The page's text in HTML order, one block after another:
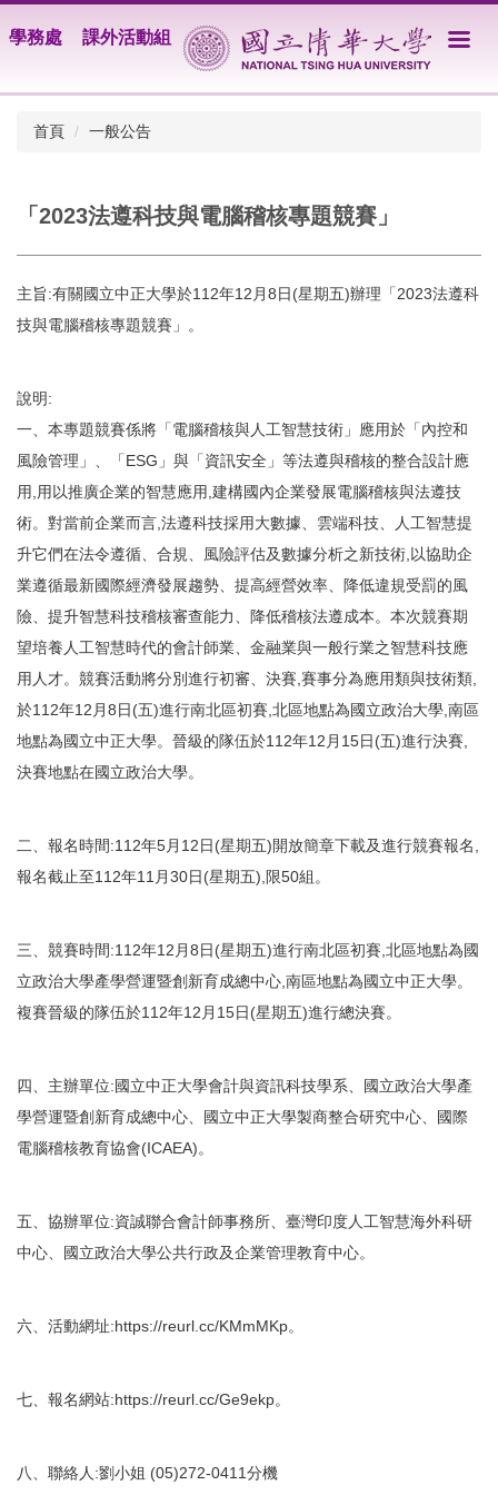
到
學務處 課外活動組
首頁 一般公告
「2023法遵科技與電腦稽核專題競賽」
主旨:有關國立中正大學於112年12月8日(星期五)辦理「2023法遵科
技與電腦稽核專題競賽」。
說明:
一、本專題競賽係將「電腦稽核與人工智慧技術」應用於「內控和
風險管理」、「ESG」與「資訊安全」等法遵與稽核的整合設計應
用,用以推廣企業的智慧應用,建構國內企業發展電腦稽核與法遵技
術。對當前企業而言,法遵科技採用大數據、雲端科技、人工智慧提
升它們在法令遵循、合規、風險評估及數據分析之新技術,以協助企
業遵循最新國際經濟發展趨勢、提高經營效率、降低違規受罰的風
險、提升智慧科技稽核審查能力、降低稽核法遵成本。本次競賽期
望培養人工智慧時代的會計師業、金融業與一般行業之智慧科技應
用人才。競賽活動將分別進行初審、決賽,賽事分為應用類與技術類,
於112年12月8日(五)進行南北區初賽,北區地點為國立政治大學,南區
地點為國立中正大學。晉級的隊伍於112年12月15日(五)進行決賽,
決賽地點在國立政治大學。
二、報名時間:112年5月12日(星期五)開放簡章下載及進行競賽報名,
報名截止至112年11月30日(星期五),限50組。
三、競賽時間:112年12月8日(星期五)進行南北區初賽,北區地點為國
立政治大學產學營運暨創新育成總中心,南區地點為國立中正大學。
複賽晉級的隊伍於112年12月15日(星期五)進行總決賽。
四、主辦單位:國立中正大學會計與資訊科技學系、國立政治大學產
學營運暨創新育成總中心、國立中正大學製商整合研究中心、國際
電腦稽核教育協會(ICAEA)。
五、協辦單位:資誠聯合會計師事務所、臺灣印度人工智慧海外科研
中心、國立政治大學公共行政及企業管理教育中心。
六、活動網址:https://reurl.cc/KMmMKp。
七、報名網站:https://reurl.cc/Ge9ekp。
八、聯絡人:劉小姐 (05)272-0411分機